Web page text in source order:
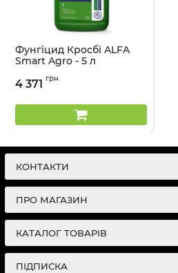
Фунгіцид Кросбі ALFA
Smart Agro - 5 л
4 371 грн
КОНТАКТИ
ПРО МАГАЗИН
КАТАЛОГ ТОВАРІВ
ПІДПИСКА